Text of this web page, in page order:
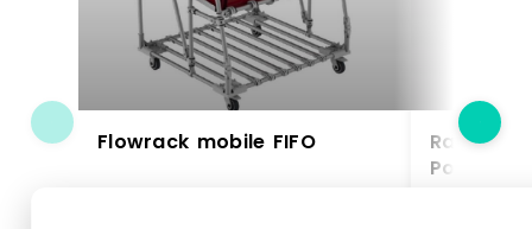
Flowrack mobile FIFO
Rack
Poteaux,